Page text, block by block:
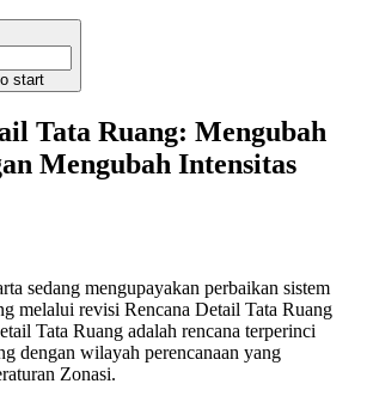
start
Tata Ruang: Mengubah
Mengubah Intensitas
sedang mengupayakan perbaikan sistem
melalui revisi Rencana Detail Tata Ruang
Tata Ruang adalah rencana terperinci
dengan wilayah perencanaan yang
Zonasi.